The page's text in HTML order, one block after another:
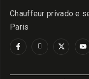
Chauffeur privado e
Paris